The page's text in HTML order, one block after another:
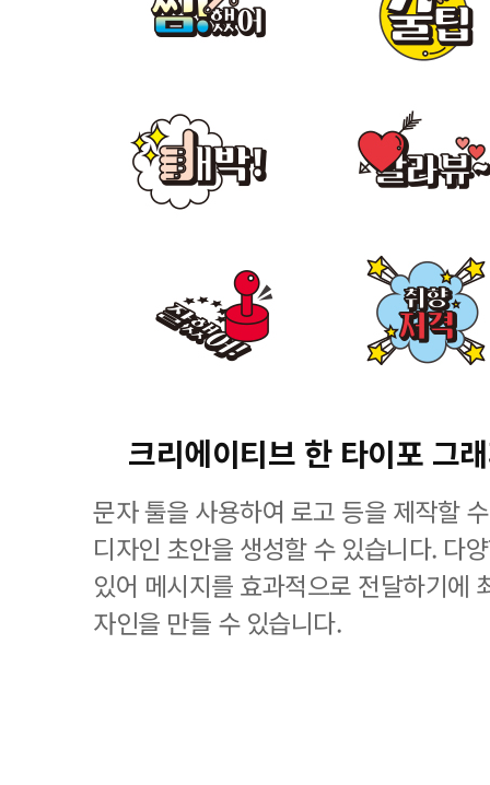
크리에이티브 한 타이포 그
문자 툴을 사용하여 로고 등을 제작할
디자인 초안을 생성할 수 있습니다. 다
있어 메시지를 효과적으로 전달하기에
자인을 만들 수 있습니다.